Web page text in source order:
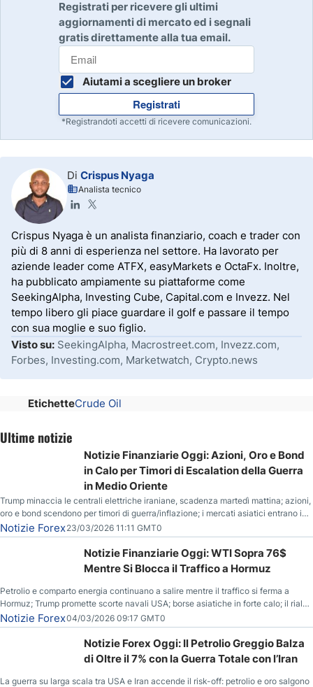
Registrati per ricevere gli ultimi
aggiornamenti di mercato ed i segnali
gratis direttamente alla tua email.
Aiutami a scegliere un broker
Registrati
*Registrandoti accetti di ricevere comunicazioni.
Di Crispus Nyaga
Analista tecnico
Crispus Nyaga è un analista finanziario, coach e trader con
più di 8 anni di esperienza nel settore. Ha lavorato per
aziende leader come ATFX, easyMarkets e OctaFx. Inoltre,
ha pubblicato ampiamente su piattaforme come
SeekingAlpha, Investing Cube, Capital.com e Invezz. Nel
tempo libero gli piace guardare il golf e passare il tempo
con sua moglie e suo figlio.
Visto su: SeekingAlpha, Macrostreet.com, Invezz.com,
Forbes, Investing.com, Marketwatch, Crypto.news
EtichetteCrude Oil
Ultime notizie
Notizie Finanziarie Oggi: Azioni, Oro e Bond
in Calo per Timori di Escalation della Guerra
in Medio Oriente
Trump minaccia le centrali elettriche iraniane, scadenza martedì mattina; azioni,
oro e bond scendono per timori di guerra/inflazione; i mercati asiatici entrano in
correzione; il petrolio greggio resta stabile.
Notizie Forex23/03/2026 11:11 GMT0
Notizie Finanziarie Oggi: WTI Sopra 76$
Mentre Si Blocca il Traffico a Hormuz
Petrolio e comparto energia continuano a salire mentre il traffico si ferma a
Hormuz; Trump promette scorte navali USA; borse asiatiche in forte calo; il rialzo
del gas naturale mette pressione all’euro.
Notizie Forex04/03/2026 09:17 GMT0
Notizie Forex Oggi: Il Petrolio Greggio Balza
di Oltre il 7% con la Guerra Totale con l’Iran
La guerra su larga scala tra USA e Iran accende il risk-off: petrolio e oro salgono